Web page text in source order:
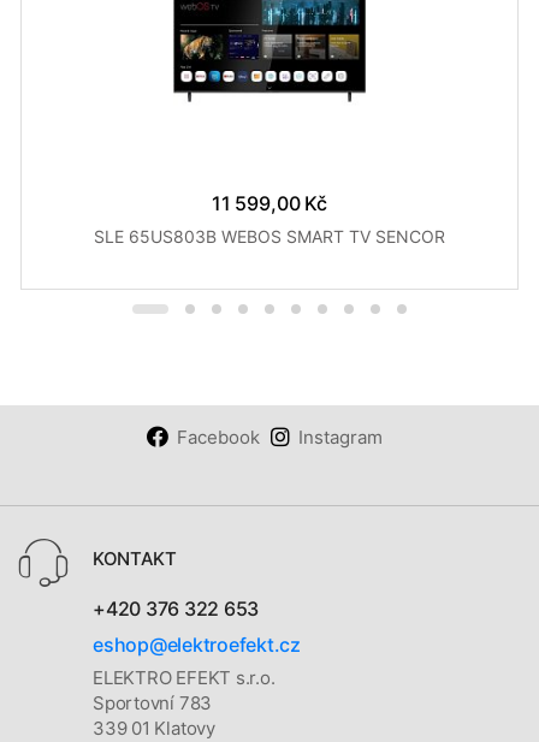
11 599,00 Kč
SLE 65US803B WEBOS SMART TV SENCOR
Facebook Instagram
KONTAKT
+420 376 322 653
eshop@elektroefekt.cz
ELEKTRO EFEKT s.r.o.
Sportovní 783
339 01 Klatovy